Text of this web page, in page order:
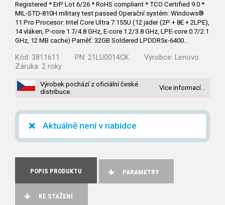
Registered * ErP Lot 6/26 * RoHS compliant * TCO Certified 9.0 *
MIL-STD-810H military test passed Operační systém: Windows®
11 Pro Procesor: Intel Core Ultra 7 155U (12 jader (2P + 8E + 2LPE),
14 vláken, P-core 1.7/4.8 GHz, E-core 1.2/3.8 GHz, LPE-core 0.7/2.1
GHz, 12 MB cache) Paměť: 32GB Soldered LPDDR5x-6400…
Kód: 3811611 PN: 21LU0014CK Výrobce: Lenovo
Záruka: 2 roky
Výrobek pochází z oficiální české
distribuce.
Více informací…
Aktuálně není v nabídce
POPIS PRODUKTU PARAMETRY
KE STAŽENÍ